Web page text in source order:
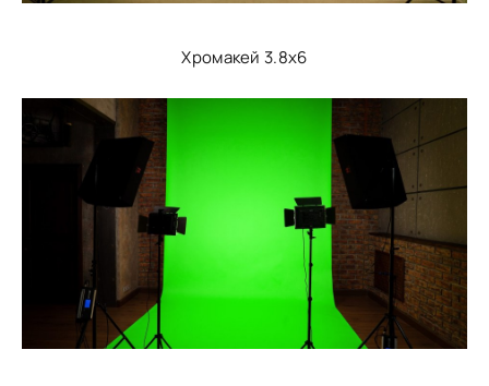
Хромакей 3.8х6